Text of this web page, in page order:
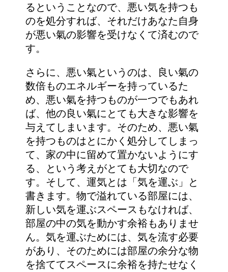
るということなので、悪い気を持つも
のを処分すれば、それだけあなた自身
が悪い氣の影響を受けなくて済むので
す。
さらに、悪い氣というのは、良い氣の
数倍ものエネルギーを持っているた
め、悪い氣を持つものが一つでもあれ
ば、他の良い氣にとても大きな影響を
与えてしまいます。そのため、悪い氣
を持つものはとにかく処分してしまっ
て、家の中に留めて置かないようにす
る、という考えがとても大切なので
す。そして、運気とは「気を運ぶ」と
書きます。物で溢れている部屋には、
新しい気を運ぶスペースもなければ、
部屋の中の気を動かす余裕もありませ
ん。気を運ぶためには、気を流す必要
があり、そのためには部屋の余分な物
を捨ててスペースに余裕を持たせなく